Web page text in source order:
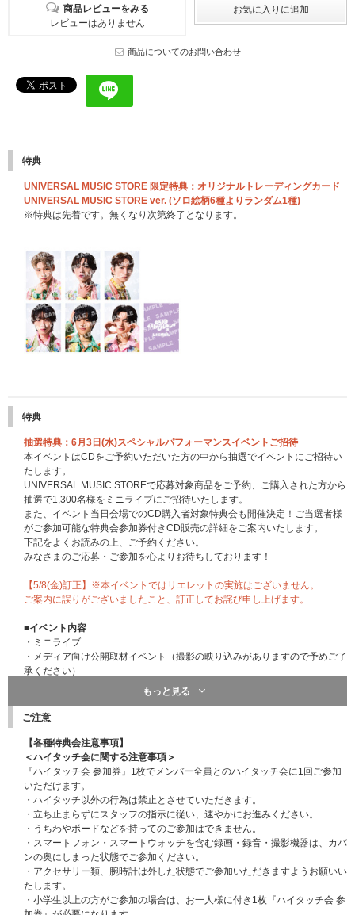
商品レビューをみる
レビューはありません
商品についてのお問い合わせ
特典
UNIVERSAL MUSIC STORE 限定特典：オリジナルトレーディングカード
UNIVERSAL MUSIC STORE ver. (ソロ絵柄6種よりランダム1種)
※特典は先着です。無くなり次第終了となります。
特典
抽選特典：6月3日(水)スペシャルパフォーマンスイベントご招待
本イベントはCDをご予約いただいた方の中から抽選でイベントにご招待い
たします。
UNIVERSAL MUSIC STOREで応募対象商品をご予約、ご購入された方から
抽選で1,300名様をミニライブにご招待いたします。
また、イベント当日会場でのCD購入者対象特典会も開催決定！ご当選者様
がご参加可能な特典会参加券付きCD販売の詳細をご案内いたします。
下記をよくお読みの上、ご予約ください。
みなさまのご応募・ご参加を心よりお待ちしております！
【5/8(金)訂正】※本イベントではリエレットの実施はございません。
ご案内に誤りがございましたこと、訂正してお詫び申し上げます。
■イベント内容
・ミニライブ
・メディア向け公開取材イベント（撮影の映り込みがありますので予めご了
承ください）
・当日CD購入者対象特典会 ※CD販売は当選者のみに行います。
(特典会内容：ハイタッチ会・グループ撮影会 / グループ&グループ撮影会・
2ショット撮影会)
※イベント観覧は全席座席指定となります。
※スペシャルパフォーマンスイベントは、応募対象商品ご予約者から抽選で
ご当選の方がご参加いただけます。
※特典会は、ご当選者かつイベント当日特典会参加券付きCD購入の方がご
参加いただけます。
※本イベントは当選者のみのミニライブご観覧、特典会へのご案内となりま
す。
そのため、イベント当日実施する特典会参加券付きCD販売に関してもご当
選者様のみに行わせていただきます。
■出演
Lienel ＜芳賀柊斗 / 近藤駿太 / 高岡ミロ / 森田璃空 / 武田創世 / 高桑真之＞
もっと見る
ご注意
【各種特典会注意事項】
＜ハイタッチ会に関する注意事項＞
『ハイタッチ会 参加券』1枚でメンバー全員とのハイタッチ会に1回ご参加
いただけます。
・ハイタッチ以外の行為は禁止とさせていただきます。
・立ち止まらずにスタッフの指示に従い、速やかにお進みください。
・うちわやボードなどを持ってのご参加はできません。
・スマートフォン・スマートウォッチを含む録画・録音・撮影機器は、カバ
ンの奥にしまった状態でご参加ください。
・アクセサリー類、腕時計は外した状態でご参加いただきますようお願いい
たします。
・小学生以上の方がご参加の場合は、お一人様に付き1枚『ハイタッチ会 参